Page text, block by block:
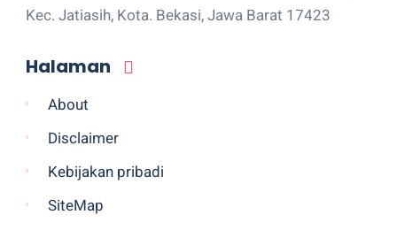
Kec. Jatiasih, Kota. Bekasi, Jawa Barat 17423
Halaman
About
Disclaimer
Kebijakan pribadi
SiteMap